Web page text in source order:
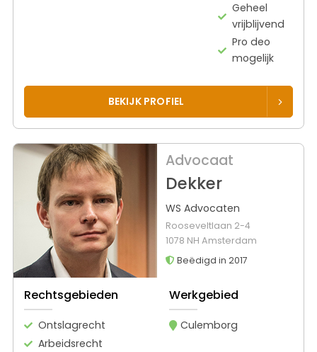
Geheel
vrijblijvend
Pro deo
mogelijk
BEKIJK PROFIEL
Advocaat
Dekker
WS Advocaten
Rooseveltlaan 2-4
1078 NH Amsterdam
Beëdigd in 2017
Rechtsgebieden
Ontslagrecht
Arbeidsrecht
Werkgebied
Culemborg